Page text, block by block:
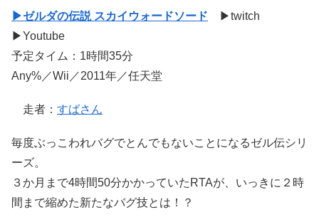
▶ゼルダの伝説 スカイウォードソード ▶twitch
▶Youtube
予定タイム：1時間35分
Any%／Wii／2011年／任天堂
走者： すばさん
毎度ぶっこわれバグでとんでもないことになるゼル伝シリ
ーズ。
３か月まで4時間50分かかっていたRTAが、いっきに２時
間まで縮めた新たなバグ技とは！？